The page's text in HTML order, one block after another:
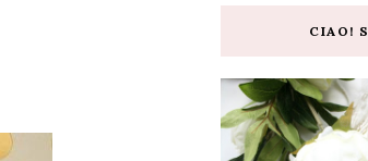
CIAO!